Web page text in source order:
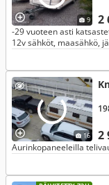
9 2
-29 vuoteen asti
12v sähköt, maasähkö,
16 2
Aurinkopaneeleilla